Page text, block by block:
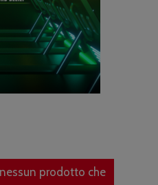
prodotto che